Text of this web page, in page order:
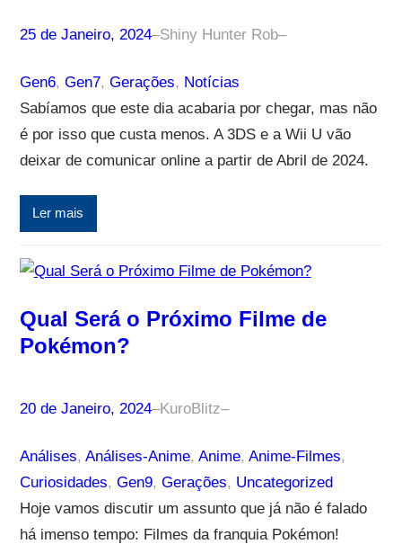
25 de Janeiro, 2024–Shiny Hunter Rob–
Gen6, Gen7, Gerações, Notícias
Sabíamos que este dia acabaria por chegar, mas não
é por isso que custa menos. A 3DS e a Wii U vão
deixar de comunicar online a partir de Abril de 2024.
Ler mais
Qual Será o Próximo Filme de
Pokémon?
20 de Janeiro, 2024–KuroBlitz–
Análises, Análises-Anime, Anime, Anime-Filmes
Curiosidades, Gen9, Gerações, Uncategorized
Hoje vamos discutir um assunto que já não é falado
há imenso tempo: Filmes da franquia Pokémon!